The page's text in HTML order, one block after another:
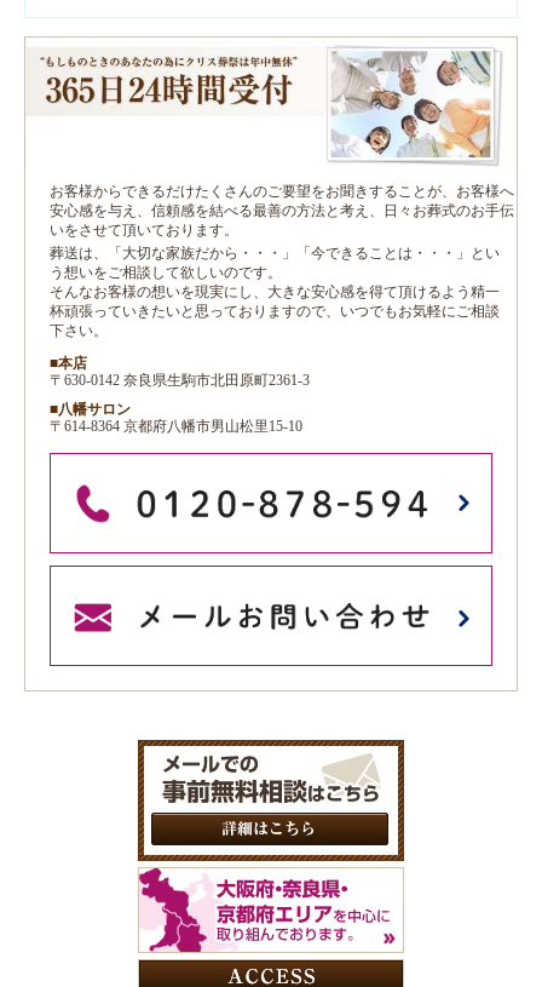
お客様からできるだけたくさんのご要望をお聞きすることが、お客様へ
安心感を与え、信頼感を結べる最善の方法と考え、日々お葬式のお手伝
いをさせて頂いております。
葬送は、「大切な家族だから・・・」「今できることは・・・」とい
う想いをご相談して欲しいのです。
そんなお客様の想いを現実にし、大きな安心感を得て頂けるよう精一
杯頑張っていきたいと思っておりますので、いつでもお気軽にご相談
下さい。
■本店
〒630-0142 奈良県生駒市北田原町2361-3
■八幡サロン
〒614-8364 京都府八幡市男山松里15-10